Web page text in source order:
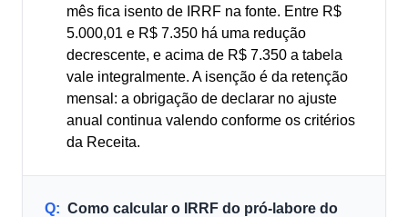
mês fica isento de IRRF na fonte. Entre R$
5.000,01 e R$ 7.350 há uma redução
decrescente, e acima de R$ 7.350 a tabela
vale integralmente. A isenção é da retenção
mensal: a obrigação de declarar no ajuste
anual continua valendo conforme os critérios
da Receita.
Q: Como calcular o IRRF do pró-labore do